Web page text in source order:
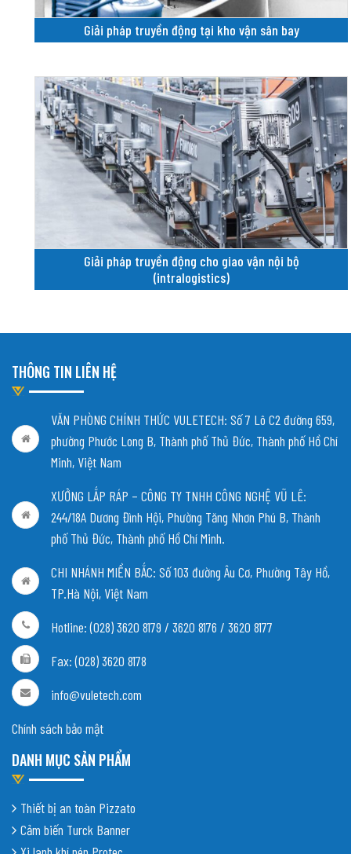
Giải pháp truyền động tại kho vận sân bay
Giải pháp truyền động cho giao vận nội bộ
(intralogistics)
THÔNG TIN LIÊN HỆ
VĂN PHÒNG CHÍNH THỨC VULETECH: Số 7 Lô C2 đường 659,
phường Phước Long B, Thành phố Thủ Đức, Thành phố Hồ Chí
Minh, Việt Nam
XƯỞNG LẮP RÁP – CÔNG TY TNHH CÔNG NGHỆ VŨ LÊ:
244/18A Dương Đình Hội, Phường Tăng Nhơn Phú B, Thành
phố Thủ Đức, Thành phố Hồ Chí Minh.
CHI NHÁNH MIỀN BẮC: Số 103 đường Âu Cơ, Phường Tây Hồ,
TP.Hà Nội, Việt Nam
Hotline: (028) 3620 8179 / 3620 8176 / 3620 8177
Fax: (028) 3620 8178
info@vuletech.com
Chính sách bảo mật
DANH MỤC SẢN PHẨM
Thiết bị an toàn Pizzato
Cảm biến Turck Banner